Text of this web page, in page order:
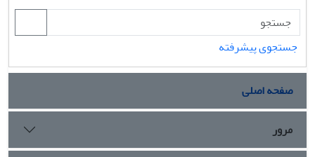
جستجوی پیشرفته
صفحه اصلی
مرور